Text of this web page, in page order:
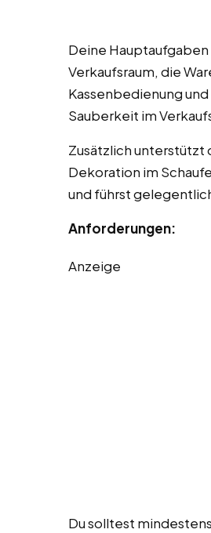
Deine
Verkaufsraum, die
Kassenbedienung
Sauberkeit im
Zusätzlich unterstützt
Dekoration im
und führst
Anforderungen:
Anzeige
Du solltest